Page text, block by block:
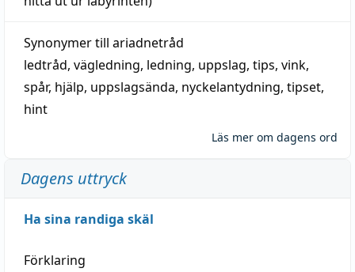
Synonymer till ariadnetråd
ledtråd, vägledning, ledning, uppslag, tips, vink,
spår, hjälp, uppslagsända, nyckelantydning, tipset,
hint
Läs mer om dagens ord
Dagens uttryck
Ha sina randiga skäl
Förklaring